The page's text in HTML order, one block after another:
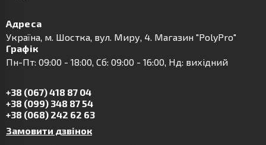
Адреса
Українa, м. Шостка, вул. Миру, 4. Магазин "PolyPro"
Графік
Пн-Пт: 09:00 - 18:00, Сб: 09:00 - 16:00, Нд: вихідний
+38 (067) 418 87 04
+38 (099) 348 87 54
+38 (068) 242 62 63
Замовити дзвінок